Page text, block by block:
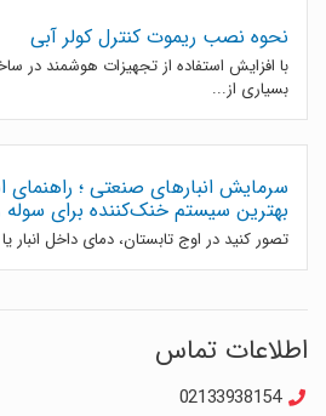
نحوه نصب ریموت کنترل کولر آبی
با افزایش استفاده از تجهیزات هوشمند در
بسیاری از...
سرمایش انبارهای صنعتی ؛ راهنمای
بهترین سیستم خنک‌کننده برای سوله و
تصور کنید در اوج تابستان، دمای داخل انبار
اطلاعات تماس
02133938154